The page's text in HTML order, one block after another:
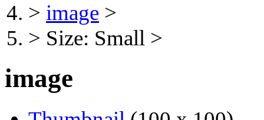
> image >
> Size: Small >
image